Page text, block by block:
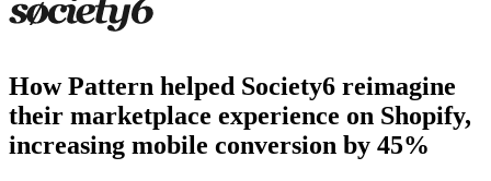
How Pattern helped Society6 reimagine
their marketplace experience on Shopify,
increasing mobile conversion by 45%